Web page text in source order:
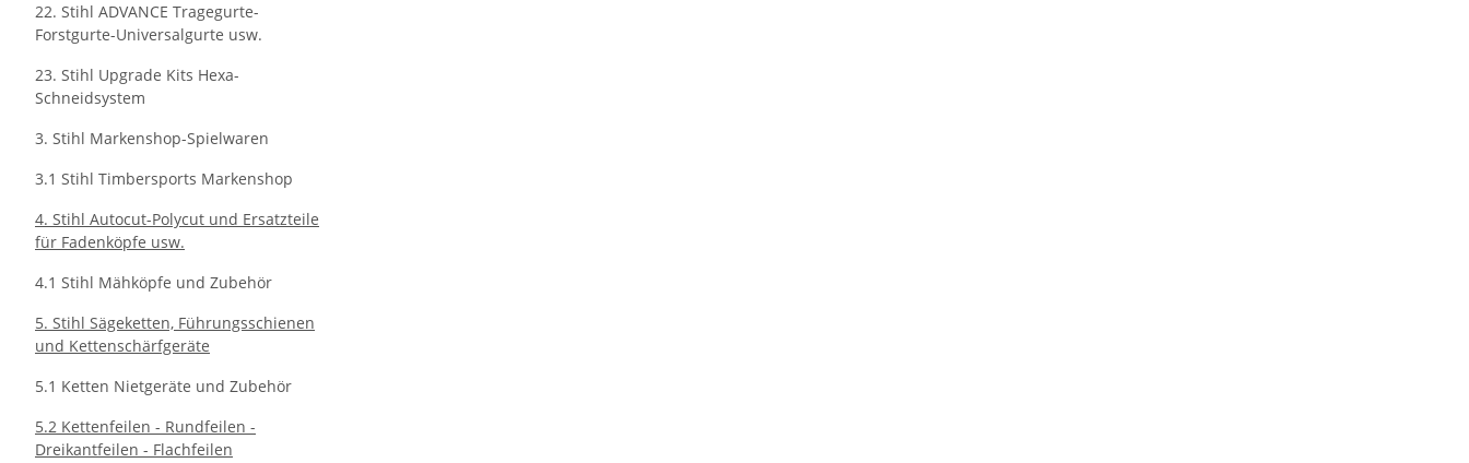
22. Stihl ADVANCE Tragegurte-
Forstgurte-Universalgurte usw.
23. Stihl Upgrade Kits Hexa-
Schneidsystem
3. Stihl Markenshop-Spielwaren
3.1 Stihl Timbersports Markenshop
4. Stihl Autocut-Polycut und Ersatzteile
für Fadenköpfe usw.
4.1 Stihl Mähköpfe und Zubehör
5. Stihl Sägeketten, Führungsschienen
und Kettenschärfgeräte
5.1 Ketten Nietgeräte und Zubehör
5.2 Kettenfeilen - Rundfeilen -
Dreikantfeilen - Flachfeilen